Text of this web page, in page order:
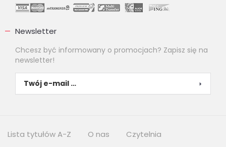
Newsletter
Chcesz być informowany o promocjach? Zapisz się na
newsletter!
Lista tytułów A-Z O nas Czytelnia